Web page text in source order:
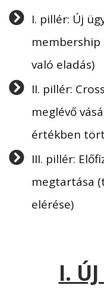
I. pillér: Új
való eladás)
II. pillér:
meglévő
értékben
III. pillér:
megtartása
elérése)
I.